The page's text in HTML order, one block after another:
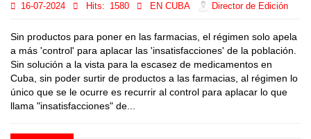
16-07-2024 Hits: 1580 EN CUBA Director de Edición
Sin productos para poner en las farmacias, el régimen solo apela
a más 'control' para aplacar las 'insatisfacciones' de la población.
Sin solución a la vista para la escasez de medicamentos en
Cuba, sin poder surtir de productos a las farmacias, al régimen lo
único que se le ocurre es recurrir al control para aplacar lo que
llama "insatisfacciones" de...